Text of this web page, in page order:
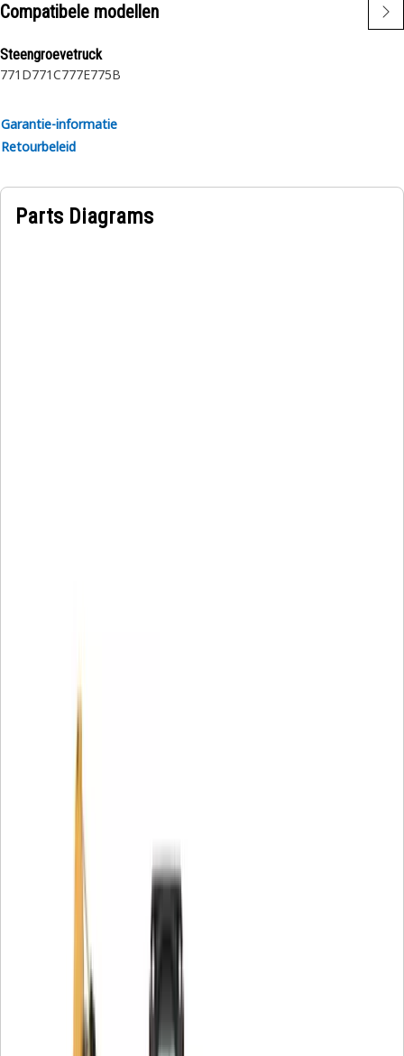
Compatibele modellen
Steengroevetruck
771D771C777E775B
Garantie-informatie
Retourbeleid
Parts Diagrams